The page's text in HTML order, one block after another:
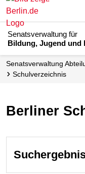
Senatsverwaltung für
Bildung, Jugend und
Senats­verwaltung
Schul­verzeichnis
Berliner